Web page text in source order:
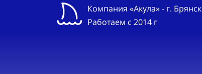
Компания «Акула» - г. Брянск
Работаем с 2014 г